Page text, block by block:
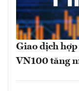
Giao dịch
VN100 tăng